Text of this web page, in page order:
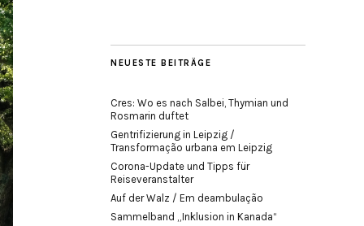
NEUESTE BEITRÄGE
Cres: Wo es nach Salbei, Thymian und
Rosmarin duftet
Gentrifizierung in Leipzig /
Transformação urbana em Leipzig
Corona-Update und Tipps für
Reiseveranstalter
Auf der Walz / Em deambulação
Sammelband „Inklusion in Kanada“